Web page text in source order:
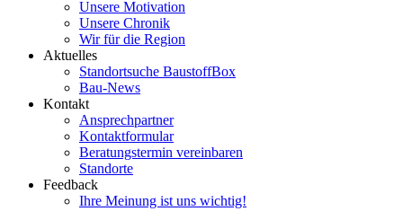
Unsere Motivation
Unsere Chronik
Wir für die Region
Aktuelles
Standortsuche BaustoffBox
Bau-News
Kontakt
Ansprechpartner
Kontaktformular
Beratungstermin vereinbaren
Standorte
Feedback
Ihre Meinung ist uns wichtig!